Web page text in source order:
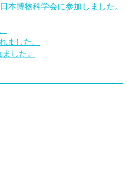
本博物科学会に参加しました。
した。
した。